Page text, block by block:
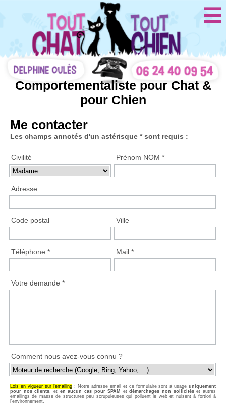
Comportementaliste pour Chat &
pour Chien
Me contacter
Les champs annotés d'un astérisque * sont requis :
Civilité Prénom NOM *
Adresse
Code postal Ville
Téléphone * Mail *
Votre demande *
Comment nous avez-vous connu ?
Lois en vigueur sur l'emailing : Notre adresse email et ce formulaire sont à usageuniquement
pour nos clients, et en aucun cas pour SPAM etdémarchages non sollicitéset autres
emailings de masse de structures peu scrupuleuses qui polluent le web et nuisent à fortiori à
l'environnement.